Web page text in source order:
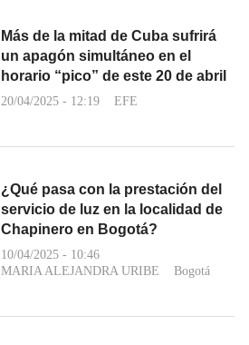
Más de la mitad de Cuba sufrirá
un apagón simultáneo en el
horario “pico” de este 20 de abril
20/04/2025 - 12:19 EFE
¿Qué pasa con la prestación del
servicio de luz en la localidad de
Chapinero en Bogotá?
10/04/2025 - 10:46
MARIA ALEJANDRA URIBE
Bogotá